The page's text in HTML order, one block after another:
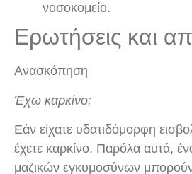
νοσοκομείο.
Ερωτήσεις και
Ανασκόπηση
Έχω καρκίνο;
Εάν είχατε υδατιδόμορφη
έχετε καρκίνο. Παρόλα αυτά,
μαζικών εγκυμοσύνων